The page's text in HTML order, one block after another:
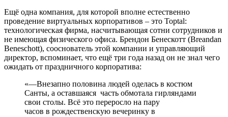
Ещё одна компания, для которой вполне естественно
проведение виртуальных корпоративов – это Toptal:
технологическая фирма, насчитывающая сотни сотрудников и
не имеющая физического офиса. Брендон Бенескотт (Breandan
Beneschott), сооснователь этой компании и управляющий
директор, вспоминает, что ещё три года назад он не знал чего
ожидать от праздничного корпоратива:
«—Внезапно половина людей оделась в костюм
Санты, а оставшаяся часть обмотала гирляндами
свои столы. Всё это переросло на пару
часов в рождественскую вечеринку в